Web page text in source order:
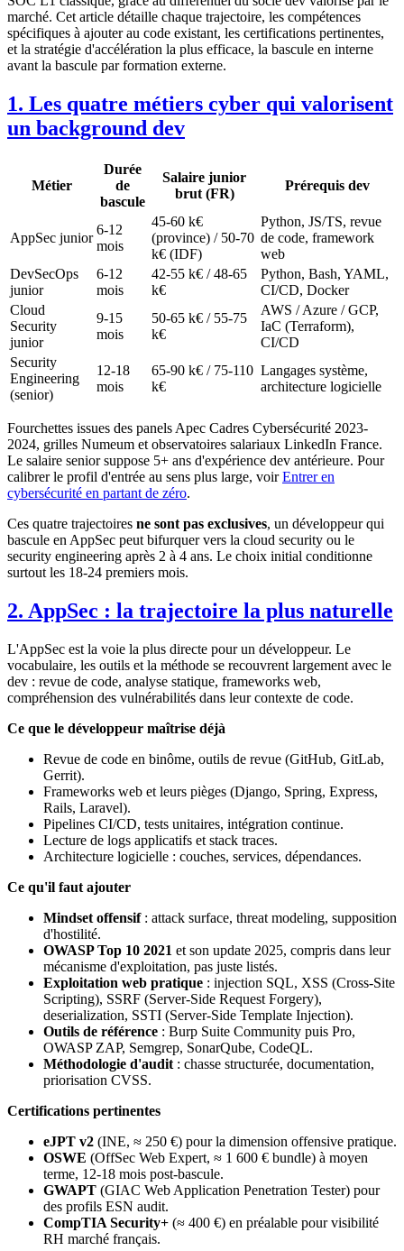
marché. Cet article détaille chaque trajectoire, les compétences
spécifiques à ajouter au code existant, les certifications pertinentes,
et la stratégie d'accélération la plus efficace, la bascule en interne
avant la bascule par formation externe.
1. Les quatre métiers cyber qui valorisent
un background dev
Métier
Durée
de
bascule
Salaire junior
brut (FR)
Prérequis dev
AppSec junior
6-12
mois
45-60 k€
(province) / 50-70
k€ (IDF)
Python, JS/TS, revue
de code, framework
web
DevSecOps
junior
6-12
mois
42-55 k€ / 48-65
k€
Python, Bash, YAML,
CI/CD, Docker
Cloud
Security
junior
9-15
mois
50-65 k€ / 55-75
k€
AWS / Azure / GCP,
IaC (Terraform),
CI/CD
Security
Engineering
(senior)
12-18
mois
65-90 k€ / 75-110
k€
Langages système,
architecture logicielle
Fourchettes issues des panels Apec Cadres Cybersécurité 2023-
2024, grilles Numeum et observatoires salariaux LinkedIn France.
Le salaire senior suppose 5+ ans d'expérience dev antérieure. Pour
calibrer le profil d'entrée au sens plus large, voirEntrer en
cybersécurité en partant de zéro.
Ces quatre trajectoires ne sont pas exclusives, un développeur qui
bascule en AppSec peut bifurquer vers la cloud security ou le
security engineering après 2 à 4 ans. Le choix initial conditionne
surtout les 18-24 premiers mois.
2. AppSec : la trajectoire la plus naturelle
L'AppSec est la voie la plus directe pour un développeur. Le
vocabulaire, les outils et la méthode se recouvrent largement avec le
dev : revue de code, analyse statique, frameworks web,
compréhension des vulnérabilités dans leur contexte de code.
Ce que le développeur maîtrise déjà
Revue de code en binôme, outils de revue (GitHub, GitLab,
Gerrit).
Frameworks web et leurs pièges (Django, Spring, Express,
Rails, Laravel).
Pipelines CI/CD, tests unitaires, intégration continue.
Lecture de logs applicatifs et stack traces.
Architecture logicielle : couches, services, dépendances.
Ce qu'il faut ajouter
Mindset offensif: attack surface, threat modeling, supposition
d'hostilité.
OWASP Top 10 2021 et son update 2025, compris dans leur
mécanisme d'exploitation, pas juste listés.
Exploitation web pratique : injection SQL, XSS (Cross-Site
Scripting), SSRF (Server-Side Request Forgery),
deserialization, SSTI (Server-Side Template Injection).
Outils de référence : Burp Suite Community puis Pro,
OWASP ZAP, Semgrep, SonarQube, CodeQL.
Méthodologie d'audit : chasse structurée, documentation,
priorisation CVSS.
Certifications pertinentes
eJPT v2 (INE, ≈ 250 €) pour la dimension offensive pratique.
OSWE (OffSec Web Expert, ≈ 1 600 € bundle) à moyen
terme, 12-18 mois post-bascule.
GWAPT (GIAC Web Application Penetration Tester) pour
des profils ESN audit.
CompTIA Security+ (≈ 400 €) en préalable pour visibilité
RH marché français.